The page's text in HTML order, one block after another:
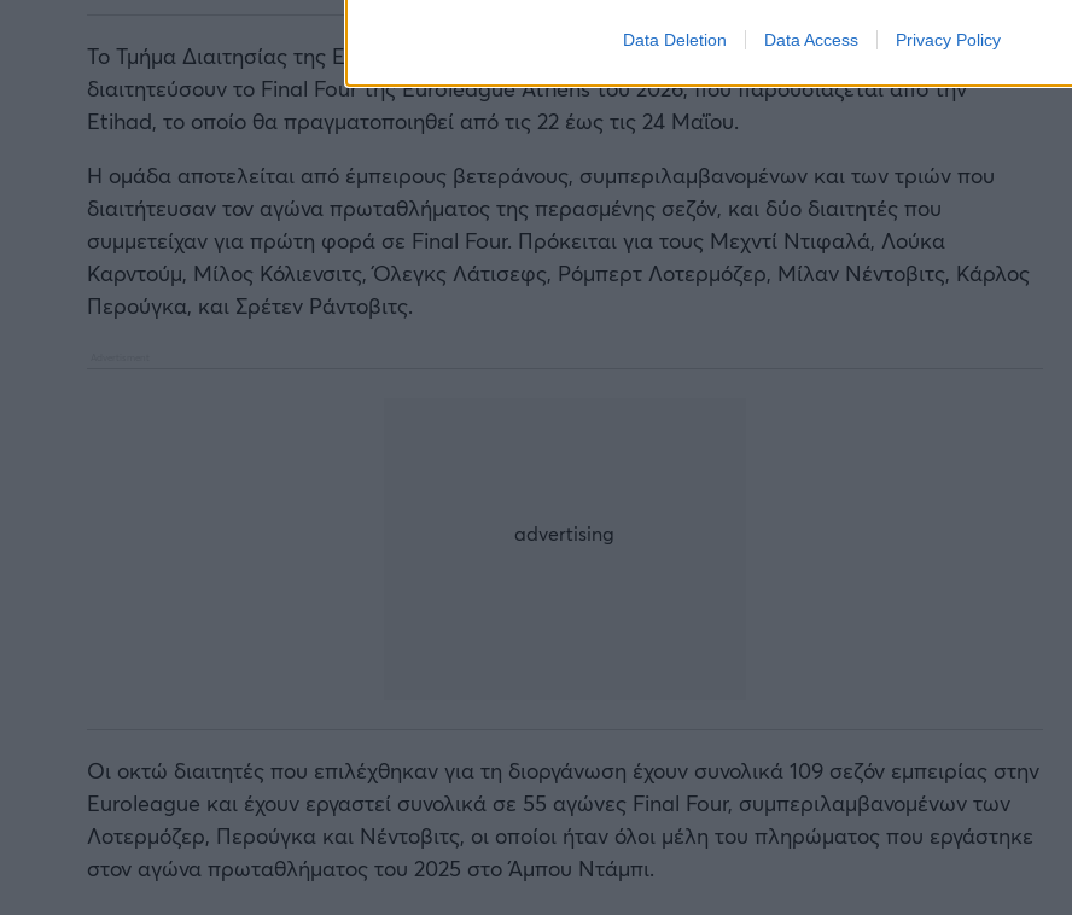
Data Deletion Data Access Privacy Policy
Το Τμήμα Διαιτησίας της Euroleague Basketball επέλεξε τους οκτώ διαιτητές που θα
διαιτητεύσουν το Final Four της Euroleague Athens του 2026, που παρουσιάζεται από την
Etihad, το οποίο θα πραγματοποιηθεί από τις 22 έως τις 24 Μαΐου.
Η ομάδα αποτελείται από έμπειρους βετεράνους, συμπεριλαμβανομένων και των τριών που
διαιτήτευσαν τον αγώνα πρωταθλήματος της περασμένης σεζόν, και δύο διαιτητές που
συμμετείχαν για πρώτη φορά σε Final Four. Πρόκειται για τους Μεχντί Ντιφαλά, Λούκα
Καρντούμ, Μίλος Κόλιενσιτς, Όλεγκς Λάτισεφς, Ρόμπερτ Λοτερμόζερ, Μίλαν Νέντοβιτς, Κάρλος
Περούγκα, και Σρέτεν Ράντοβιτς.
Οι οκτώ διαιτητές που επιλέχθηκαν για τη διοργάνωση έχουν συνολικά 109 σεζόν εμπειρίας στην
Euroleague και έχουν εργαστεί συνολικά σε 55 αγώνες Final Four, συμπεριλαμβανομένων των
Λοτερμόζερ, Περούγκα και Νέντοβιτς, οι οποίοι ήταν όλοι μέλη του πληρώματος που εργάστηκε
στον αγώνα πρωταθλήματος του 2025 στο Άμπου Ντάμπι.